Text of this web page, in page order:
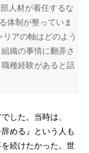
人材が着任するな
体制が整っていま
アの軸はどのよう
織の事情に翻弄さ
種経験があると話
した。当時は、
める』という人も
続けたかった。世